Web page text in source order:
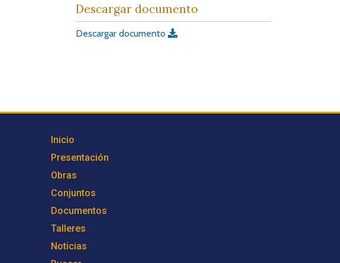
Descargar documento
Descargar documento
Inicio
Presentación
Obras
Conjuntos
Documentos
Talleres
Noticias